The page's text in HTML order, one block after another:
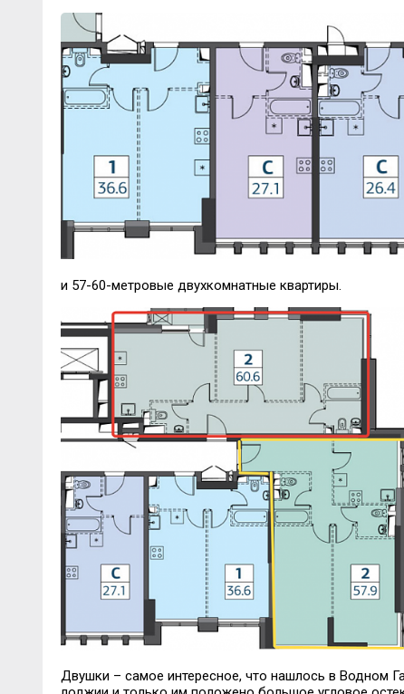
и 57-60-метровые двухкомнатные квартиры.
Двушки – самое интересное, что нашлось в Водном